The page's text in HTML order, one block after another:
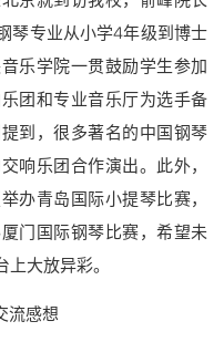
琴专业从小学4年级到博士
乐学院一贯鼓励学生参加
团和专业音乐厅为选手备
到，很多著名的中国钢琴
响乐团合作演出。此外，
办青岛国际小提琴比赛，
门国际钢琴比赛，希望未
大放异彩。
流感想